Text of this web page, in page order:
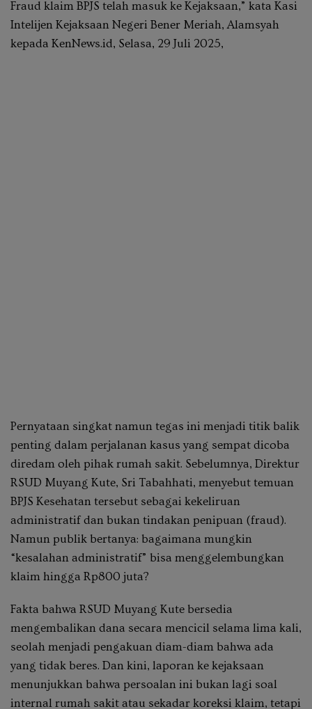
Fraud klaim BPJS telah masuk ke Kejaksaan,” kata Kasi
Intelijen Kejaksaan Negeri Bener Meriah, Alamsyah
kepada KenNews.id, Selasa, 29 Juli 2025,
Pernyataan singkat namun tegas ini menjadi titik balik
penting dalam perjalanan kasus yang sempat dicoba
diredam oleh pihak rumah sakit. Sebelumnya, Direktur
RSUD Muyang Kute, Sri Tabahhati, menyebut temuan
BPJS Kesehatan tersebut sebagai kekeliruan
administratif dan bukan tindakan penipuan (fraud).
Namun publik bertanya: bagaimana mungkin
“kesalahan administratif” bisa menggelembungkan
klaim hingga Rp800 juta?
Fakta bahwa RSUD Muyang Kute bersedia
mengembalikan dana secara mencicil selama lima kali,
seolah menjadi pengakuan diam-diam bahwa ada
yang tidak beres. Dan kini, laporan ke kejaksaan
menunjukkan bahwa persoalan ini bukan lagi soal
internal rumah sakit atau sekadar koreksi klaim, tetapi